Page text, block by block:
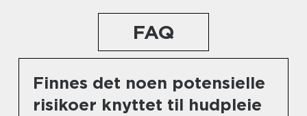
FAQ
Finnes det noen potensielle
risikoer knyttet til hudpleie